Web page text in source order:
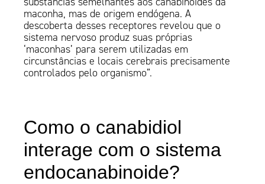
maconha, mas de origem endógena. A
descoberta desses receptores revelou que o
sistema nervoso produz suas próprias
‘maconhas’ para serem utilizadas em
circunstâncias e locais cerebrais precisamente
controlados pelo organismo”.
Como o canabidiol
interage com o sistema
endocanabinoide?